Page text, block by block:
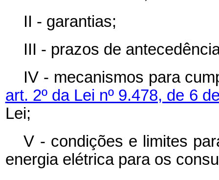
II - garantias;
III - prazos de
IV - mecanismos para
art. 2º da Lei nº 9.478, de 6
Lei;
V - condições e limites
energia elétrica para os